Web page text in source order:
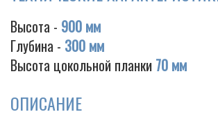
Высота - 900 мм
Глубина - 300 мм
Высота цокольной планки 70 мм
ОПИСАНИЕ